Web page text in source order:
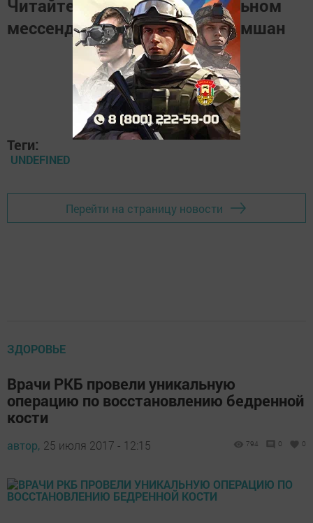
Читайте новости в национальном
мессенджереMАХНаш Черемшан
Теги:
UNDEFINED
Перейти на страницу новости
ЗДОРОВЬЕ
Врачи РКБ провели уникальную
операцию по восстановлению бедренной
кости
автор, 25 июля 2017 - 12:15 794 0 0